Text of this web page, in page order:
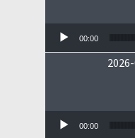
00:00
00:00